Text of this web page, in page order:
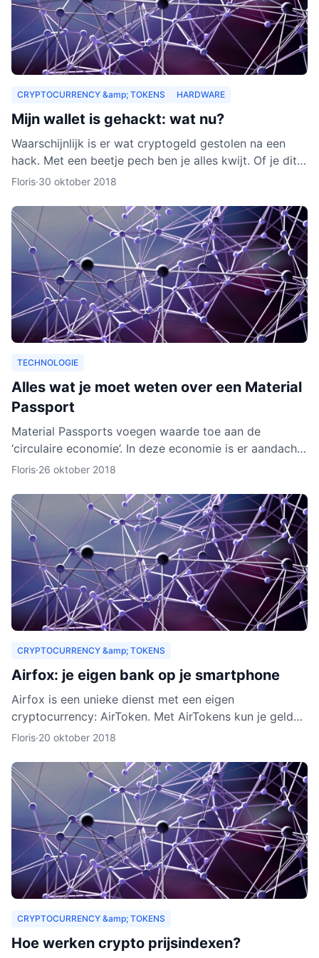
CRYPTOCURRENCY &amp; TOKENS HARDWARE
Mijn wallet is gehackt: wat nu?
Waarschijnlijk is er wat cryptogeld gestolen na een
hack. Met een beetje pech ben je alles kwijt. Of je dit
nog terug kunt krijgen, leggen we je uit in dit arti
Floris·30 oktober 2018
TECHNOLOGIE
Alles wat je moet weten over een Material
Passport
Material Passports voegen waarde toe aan de
‘circulaire economie’. In deze economie is er aandacht
voor het hergebruik van materialen. We gaan dan
Floris·26 oktober 2018
CRYPTOCURRENCY &amp; TOKENS
Airfox: je eigen bank op je smartphone
Airfox is een unieke dienst met een eigen
cryptocurrency: AirToken. Met AirTokens kun je geld
aan elkaar uitlenen, zonder tussenkomst van een bank.
Floris·20 oktober 2018
CRYPTOCURRENCY &amp; TOKENS
Hoe werken crypto prijsindexen?